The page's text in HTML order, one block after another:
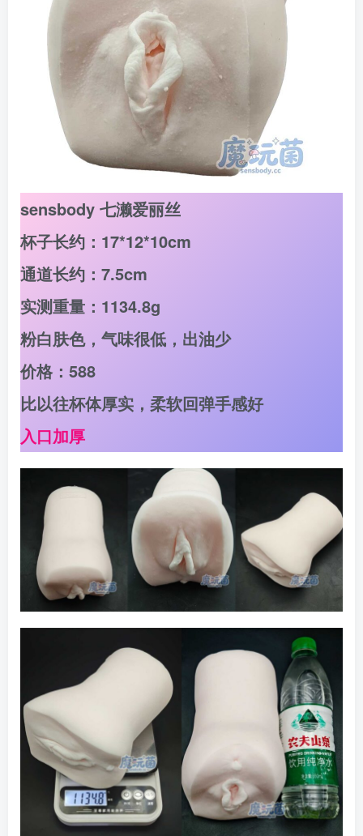
sensbody 七濑爱丽丝
杯子长约：17*12*10cm
通道长约：7.5cm
实测重量：1134.8g
粉白肤色，气味很低，出油少
价格：588
比以往杯体厚实，柔软回弹手感好
入口加厚